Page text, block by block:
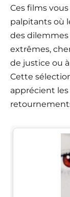
Ces films
palpitants où
des
extrêmes,
de justice ou
Cette
apprécient